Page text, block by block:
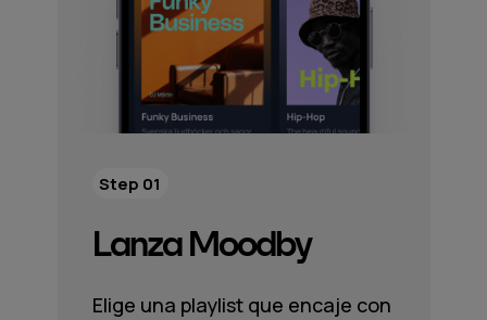
Lanza Moodby
Elige una playlist que encaje con
Step 01